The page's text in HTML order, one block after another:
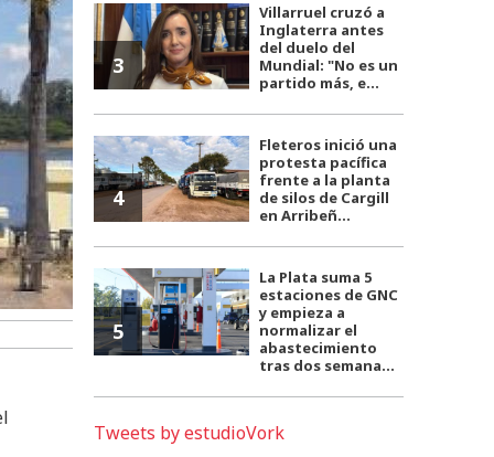
3
Villarruel cruzó a
Inglaterra antes
del duelo del
Mundial: "No es un
partido más, e...
4
Fleteros inició una
protesta pacífica
frente a la planta
de silos de Cargill
en Arribeñ...
5
La Plata suma 5
estaciones de GNC
y empieza a
normalizar el
abastecimiento
tras dos semana...
Tweets by estudioVork